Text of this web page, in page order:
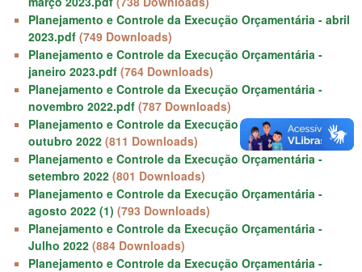
Planejamento e Controle da Execução Orçamentária - abril
2023.pdf (749 Downloads)
Planejamento e Controle da Execução Orçamentária -
janeiro 2023.pdf (764 Downloads)
Planejamento e Controle da Execução Orçamentária -
novembro 2022.pdf (787 Downloads)
Planejamento e Controle da Execução Orçamentária -
outubro 2022 (811 Downloads)
Planejamento e Controle da Execução Orçamentária -
setembro 2022 (801 Downloads)
Planejamento e Controle da Execução Orçamentária -
agosto 2022 (1) (793 Downloads)
Planejamento e Controle da Execução Orçamentária -
Julho 2022 (884 Downloads)
Planejamento e Controle da Execução Orçamentária -